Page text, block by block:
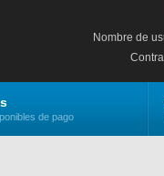
Nombre de
de pago